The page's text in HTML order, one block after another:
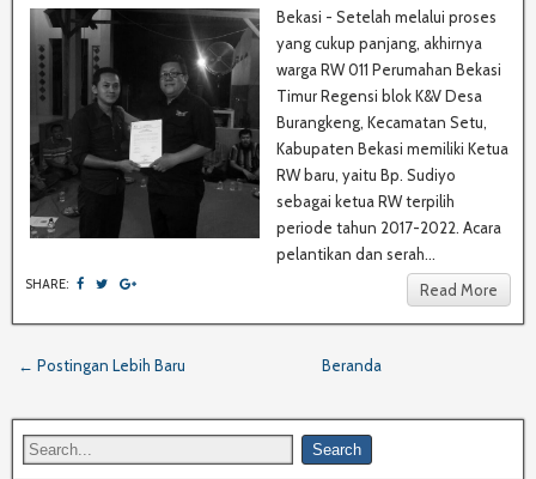
Bekasi - Setelah melalui proses
yang cukup panjang, akhirnya
warga RW 011 Perumahan Bekasi
Timur Regensi blok K&V Desa
Burangkeng, Kecamatan Setu,
Kabupaten Bekasi memiliki Ketua
RW baru, yaitu Bp. Sudiyo
sebagai ketua RW terpilih
periode tahun 2017-2022. Acara
pelantikan dan serah...
SHARE: Read More
← Postingan Lebih Baru Beranda